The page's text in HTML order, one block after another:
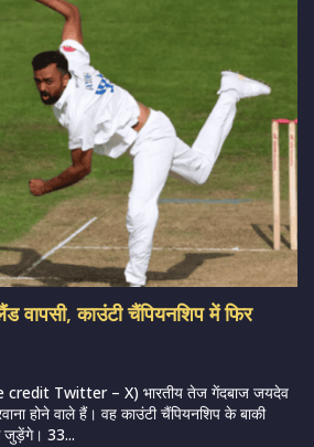
वापसी, काउंटी चैंपियनशिप में फिर
Twitter – X) भारतीय तेज गेंदबाज जयदेव
होने वाले हैं। वह काउंटी चैंपियनशिप के बाकी
जुड़ेंगे। 33...